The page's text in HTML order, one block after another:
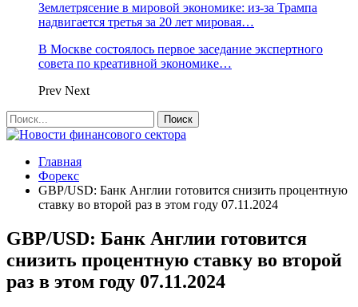
Землетрясение в мировой экономике: из-за Трампа
надвигается третья за 20 лет мировая…
В Москве состоялось первое заседание экспертного
совета по креативной экономике…
Prev Next
Главная
Форекс
GBP/USD: Банк Англии готовится снизить процентную
ставку во второй раз в этом году 07.11.2024
GBP/USD: Банк Англии готовится
снизить процентную ставку во второй
раз в этом году 07.11.2024